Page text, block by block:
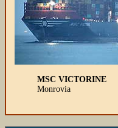
MSC VICTORINE
Monrovia